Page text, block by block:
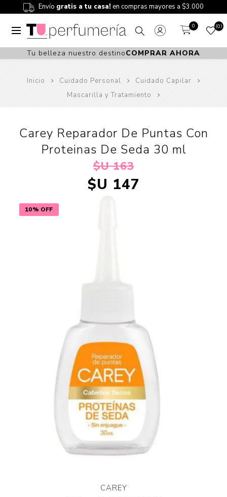
Envío gratis a tu casa! en compras mayores a $3.000
0 0
Tu belleza nuestro destinoCOMPRAR AHORA
Inicio Cuidado Personal
Cuidado Capilar
Mascarilla y Tratamiento
10% OFF
Carey Reparador De Puntas Con
Proteinas De Seda 30 ml
$U 163
$U 147
CAREY